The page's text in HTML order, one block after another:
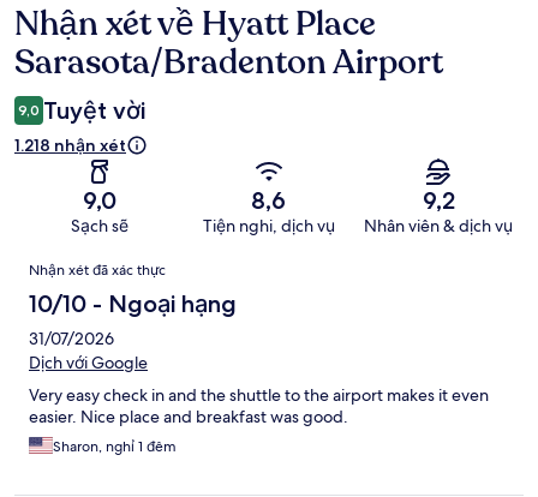
Nhận
xét
Nhận xét về Hyatt Place
Sarasota/Bradenton Airport
9,0 Tuyệt vời
1.218 nhận xét
9,0
Sạch sẽ
8,6
Tiện nghi, dịch vụ
9,2
Nhân viên & dịch vụ
Nhận
xét
Nhận xét đã xác thực
10/10 - Ngoại hạng
31/07/2026
Dịch với Google
Very easy check in and the shuttle to the airport makes it even
easier. Nice place and breakfast was good.
Sharon, nghỉ 1 đêm